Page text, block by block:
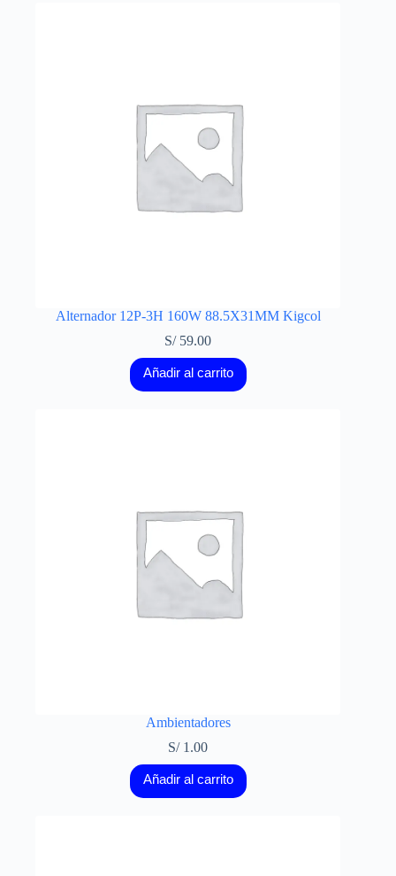
Alternador 12P-3H 160W 88.5X31MM Kigcol
S/59.00
Añadir al carrito
Ambientadores
S/1.00
Añadir al carrito